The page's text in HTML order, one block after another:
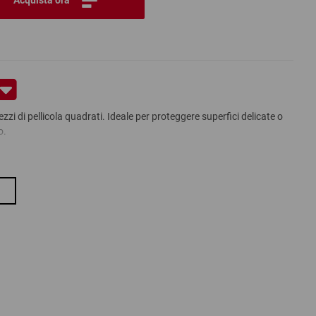
di pellicola quadrati. Ideale per proteggere superfici delicate o